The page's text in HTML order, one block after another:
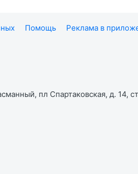
Помощь Реклама в
пл Спартаковская, д. 14,